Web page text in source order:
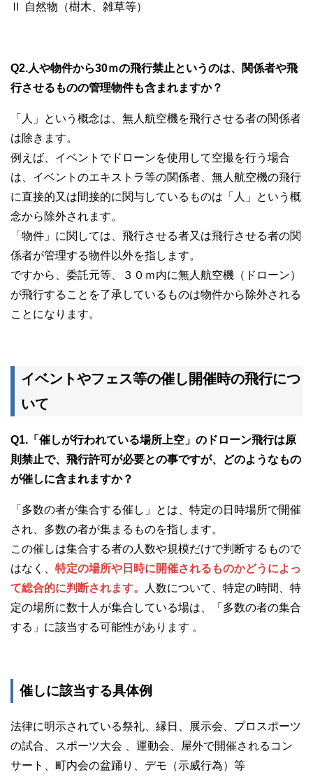
Ⅱ 自然物（樹木、雑草等）
Q2.人や物件から30ｍの飛行禁止というのは、関係者や飛
行させるものの管理物件も含まれますか？
「人」という概念は、無人航空機を飛行させる者の関係者
は除きます。
例えば、イベントでドローンを使用して空撮を行う場合
は、イベントのエキストラ等の関係者、無人航空機の飛行
に直接的又は間接的に関与しているものは「人」という概
念から除外されます。
「物件」に関しては、飛行させる者又は飛行させる者の関
係者が管理する物件以外を指します。
ですから、委託元等、３０ｍ内に無人航空機（ドローン）
が飛行することを了承しているものは物件から除外される
ことになります。
イベントやフェス等の催し開催時の飛行につ
いて
Q1.「催しが行われている場所上空」のドローン飛行は原
則禁止で、飛行許可が必要との事ですが、どのようなもの
が催しに含まれますか？
「多数の者が集合する催し」とは、特定の日時場所で開催
され、多数の者が集まるものを指します。
この催しは集合する者の人数や規模だけで判断するもので
はなく、 特定の場所や日時に開催されるものかどうによっ
て総合的に判断されます。
人数について、特定の時間、特
定の場所に数十人が集合している場は、「多数の者の集合
する」に該当する可能性があります 。
催しに該当する具体例
法律に明示されている祭礼、縁日、展示会、プロスポーツ
の試合、スポーツ大会 、運動会、屋外で開催されるコン
サート、町内会の盆踊り、デモ（示威行為）等